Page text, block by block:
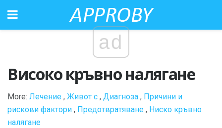
ad
Високо кръвно налягане
More: Лечение , Живот с , Диагноза , Причини и
рискови фактори , Предотвратяване , Ниско кръвно
налягане